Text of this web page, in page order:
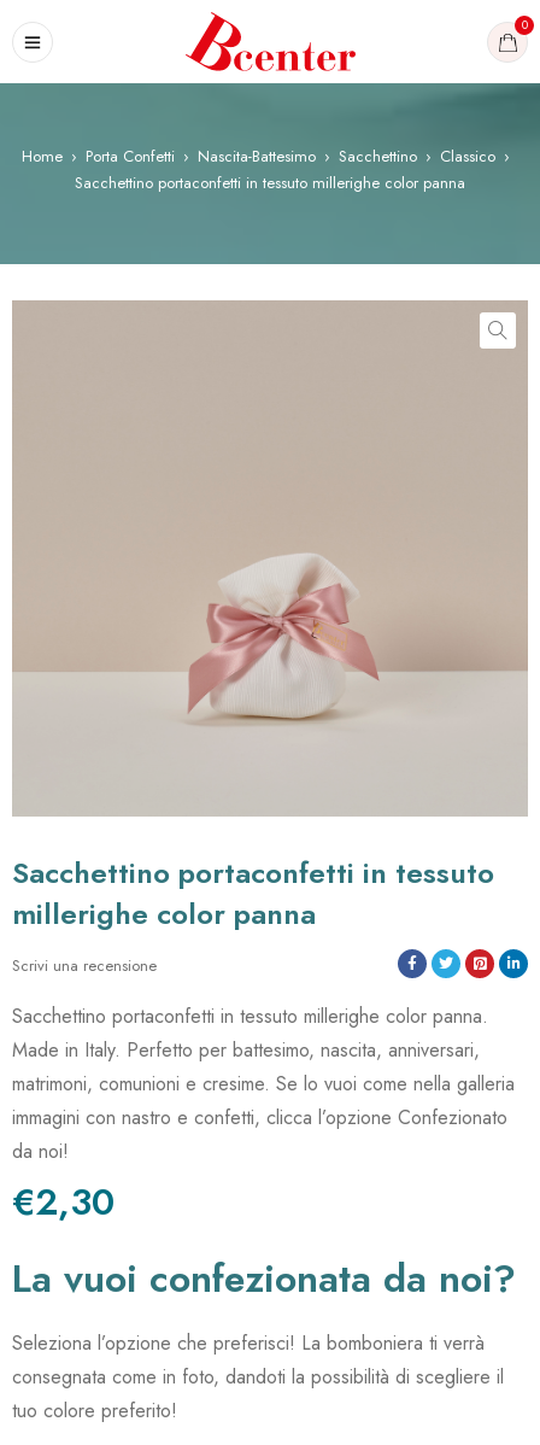
0
Home › Porta Confetti › Nascita-Battesimo › Sacchettino › Classico ›
Sacchettino portaconfetti in tessuto millerighe color panna
sacchettino portaconfetti in tessuto
millerighe color panna
Scrivi una recensione
Sacchettino portaconfetti in tessuto millerighe color panna.
Made in Italy. Perfetto per battesimo, nascita, anniversari,
matrimoni, comunioni e cresime. Se lo vuoi come nella galleria
immagini con nastro e confetti, clicca l’opzione Confezionato
da noi!
€2,30
La vuoi confezionata da noi?
Seleziona l’opzione che preferisci! La bomboniera ti verrà
consegnata come in foto, dandoti la possibilità di scegliere il
tuo colore preferito!